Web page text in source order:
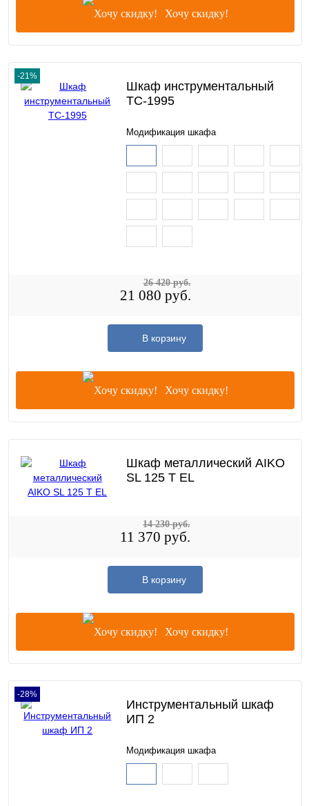
Хочу скидку!
-21%
Шкаф инструментальный
TC-1995
Модификация шкафа
21 080 руб.
26 420 руб.
В корзину
Хочу скидку!
Шкаф металлический AIKO
SL 125 T EL
11 370 руб.
14 230 руб.
В корзину
Хочу скидку!
-28%
Инструментальный шкаф
ИП 2
Модификация шкафа